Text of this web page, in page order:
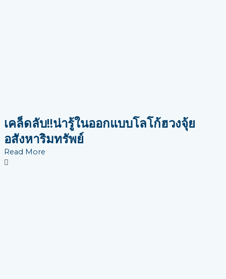
เคล็ดลับ!!น่ารู้ในออกแบบโลโก้ฮวงจุ้ย
อสังหาริมทรัพย์
Read More